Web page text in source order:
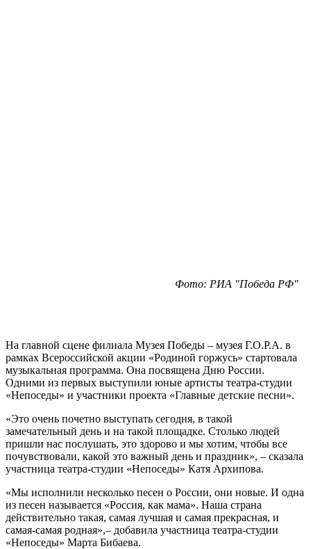
Фото: РИА "Победа РФ"
На главной сцене филиала Музея Победы – музея Г.О.Р.А. в
рамках Всероссийской акции «Родиной горжусь» стартовала
музыкальная программа. Она посвящена Дню России.
Одними из первых выступили юные артисты театра-студии
«Непоседы» и участники проекта «Главные детские песни».
«Это очень почетно выступать сегодня, в такой
замечательный день и на такой площадке. Столько людей
пришли нас послушать, это здорово и мы хотим, чтобы все
почувствовали, какой это важный день и праздник», – сказала
участница театра-студии «Непоседы» Катя Архипова.
«Мы исполнили несколько песен о России, они новые. И одна
из песен называется «Россия, как мама». Наша страна
действительно такая, самая лучшая и самая прекрасная, и
самая-самая родная»,– добавила участница театра-студии
«Непоседы» Марта Бибаева.